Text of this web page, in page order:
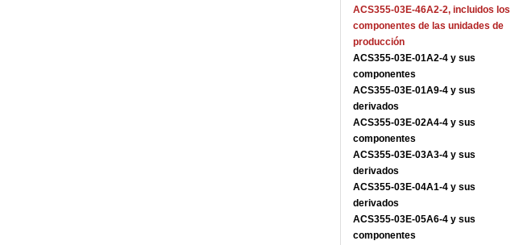
ACS355-03E-46A2-2, incluidos los
componentes de las unidades de
producción
ACS355-03E-01A2-4 y sus
componentes
ACS355-03E-01A9-4 y sus
derivados
ACS355-03E-02A4-4 y sus
componentes
ACS355-03E-03A3-4 y sus
derivados
ACS355-03E-04A1-4 y sus
derivados
ACS355-03E-05A6-4 y sus
componentes